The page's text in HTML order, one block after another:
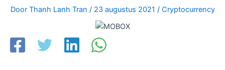
Door Thanh Lanh Tran / 23 augustus 2021 / Cryptocurrency